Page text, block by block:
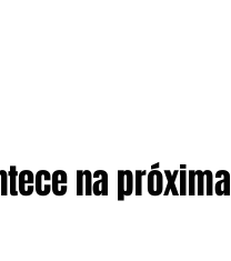
na próxima